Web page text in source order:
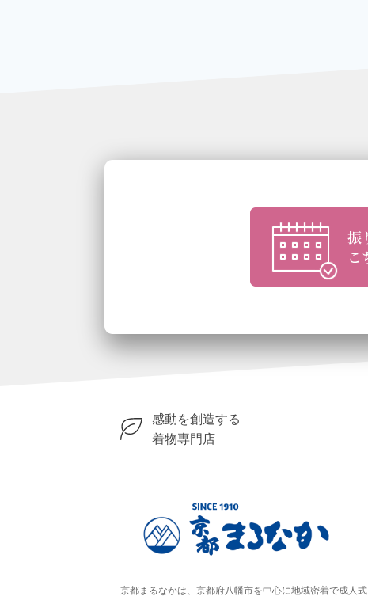
感動を創造する
着物専門店
京都まるなかは、京都府八幡市を中心に地域密着で成人式